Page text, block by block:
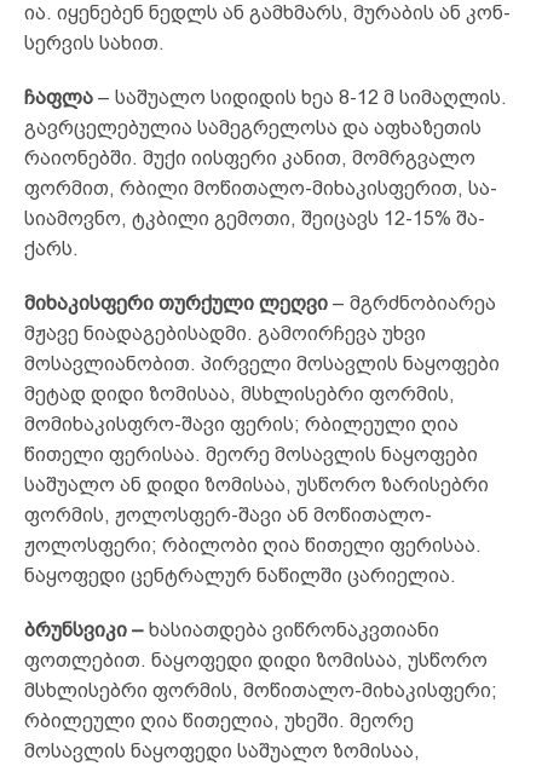
ია. იყ­ენ­ებ­ენ ნედლს ან გამ­ხმარს, მუ­რა­ბის ან კონ­
სერ­ვის სა­ხით.
ჩაფ­ლა – სა­შუ­ა­ლო სი­დი­დის ხეა 8-12 მ სი­მაღ­ლის.
გავრ­ცე­ლე­ბუ­ლია სა­მეგ­რე­ლოსა და აფ­ხა­ზე­თის
რა­ი­ონ­ებ­ში. მუ­ქი იის­ფე­რი კა­ნით, მომრ­გვა­ლო
ფორ­მით, რბი­ლი მო­წი­თა­ლო-მი­ხა­კისფე­რით, სა­
სი­ამ­ოვ­ნო, ტკბი­ლი გე­მო­თი, შე­იც­ავს 12-15% შა­
ქარს.
მიხაკისფერი თურქული ლეღვი – მგრძნობიარეა
მჟავე ნია­დაგებისადმი. გამოირჩევა უხვი
მოსავლიანობით. პირ­ვე­ლი მოსავლის ნაყოფები
მეტად დიდი ზომისაა, მსხლი­სებ­რი ფორმის,
მომიხაკისფრო-შავი ფერის; რბილეული ღია
წითე­ლი ფერისაა. მეორე მოსავლის ნაყოფები
საშუალო ან დი­­დი ზომისაა, უსწორო ზარისებრი
ფორმის, ჟოლოსფერ-შავი ან მოწითალო-
ჟოლოსფერი; რბილობი ღია წითელი ფე­რისაა.
ნაყოფედი ცენტრალურ ნაწილში ცარიელია.
ბრუნსვიკი – ხასიათდება ვიწრონაკვთიანი
ფოთლებით. ნაყო­ფედი დიდი ზომისაა, უსწორო
მსხლისებრი ფორმის, მოწი­თალო-მიხაკისფერი;
რბილეული ღია წითელია, უხეში. მეო­რე
მოსავლის ნაყოფედი საშუალო ზომისაა,